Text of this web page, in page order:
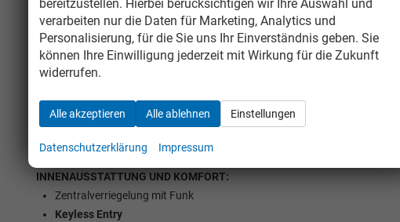
360 Grad Kamera/Area View
Fahrer-/Beifahrer Airbag
Fahrer Airbag
Beifahrer-Airbag ausschaltbar
Seiten-Airbags
Sonstige Airbags
INNENAUSSTATTUNG UND KOMFORT:
Zentralverriegelung mit Funk
Keyless Entry
Verkauf
schael@take-your-car.de
Verkauf
bereitzustellen. Hierbei berücksichtigen wir Ihre Auswahl und
verarbeiten nur die Daten für Marketing, Analytics und
Personalisierung, für die Sie uns Ihr Einverständnis geben. Sie
können Ihre Einwilligung jederzeit mit Wirkung für die Zukunft
widerrufen.
Alle akzeptieren Alle ablehnen Einstellungen
Datenschutzerklärung Impressum